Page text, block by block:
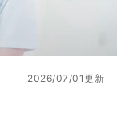
2026/07/01更新